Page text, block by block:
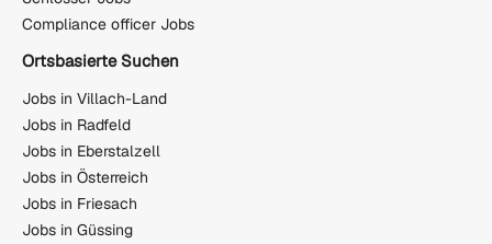
Compliance officer Jobs
Ortsbasierte Suchen
Jobs in Villach-Land
Jobs in Radfeld
Jobs in Eberstalzell
Jobs in Österreich
Jobs in Friesach
Jobs in Güssing